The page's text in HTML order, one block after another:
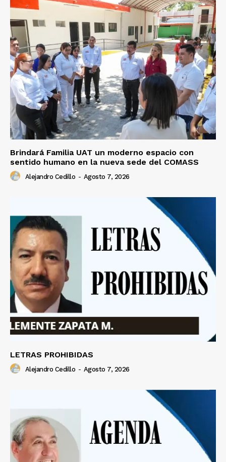
Brindará Familia UAT un moderno espacio con
sentido humano en la nueva sede del COMASS
Alejandro Cedillo - Agosto 7, 2026
LETRAS PROHIBIDAS
Alejandro Cedillo - Agosto 7, 2026